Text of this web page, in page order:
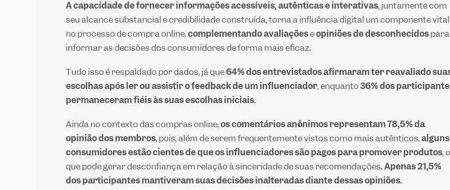
A capacidade de fornecer informações acessíveis, autênticas e interativas, juntamente com
seu alcance substancial e credibilidade construída, torna a influência digital um componente vital
no processo de compra online,complementando avaliaçõeseopiniões de desconhecidospara
informar as decisões dos consumidores de forma mais eficaz.
Tudo isso é respaldado por dados, já que64% dos entrevistados afirmaram ter reavaliado
escolhas após ler ou assistir o feedback de um influenciador, enquanto36% dos
permaneceram fiéis às suas escolhas iniciais.
Ainda no contexto das compras online,os comentários anônimos representam 78,5% da
opinião dos membros, pois, além de serem frequentemente vistos como mais autênticos,alguns
consumidores estão cientes de que os influenciadores são pagos para promover produtos, o
que pode gerar desconfiança em relação à sinceridade de suas recomendações. Apenas 21,5%
dos participantes mantiveram suas decisões inalteradas diante dessas opiniões.